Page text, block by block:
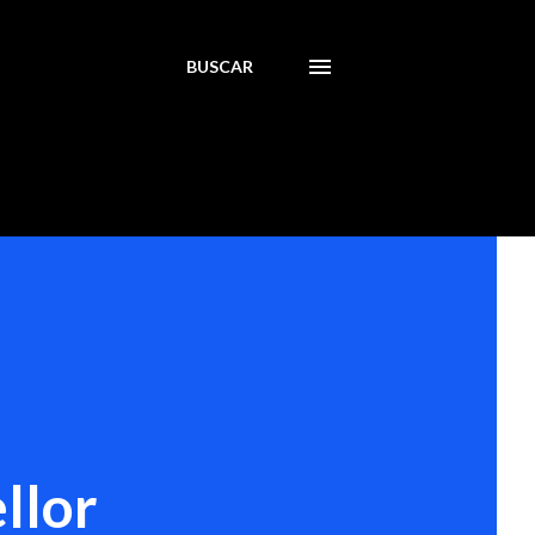
BUSCAR